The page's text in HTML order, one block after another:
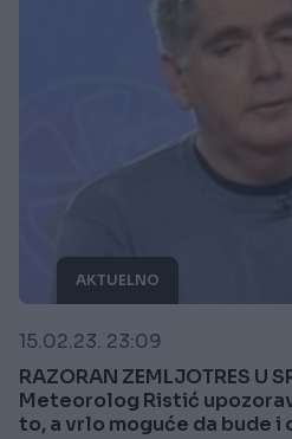
AKTUELNO
15.02.23. 23:09
RAZORAN ZEMLJOTRES U
Meteorolog Ristić
to, a vrlo moguće da bude i